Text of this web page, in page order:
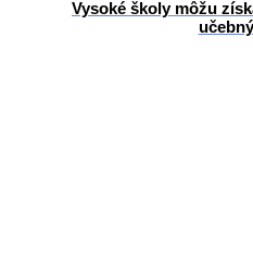
Vysoké školy môžu